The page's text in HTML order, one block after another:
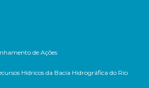
de Ações
Hídricos da Bacia Hidrográfica do Rio